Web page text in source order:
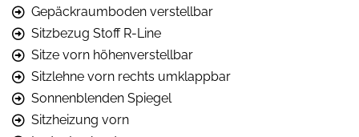
Gepäckraumboden verstellbar
Sitzbezug Stoff R-Line
Sitze vorn höhenverstellbar
Sitzlehne vorn rechts umklappbar
Sonnenblenden Spiegel
Sitzheizung vorn